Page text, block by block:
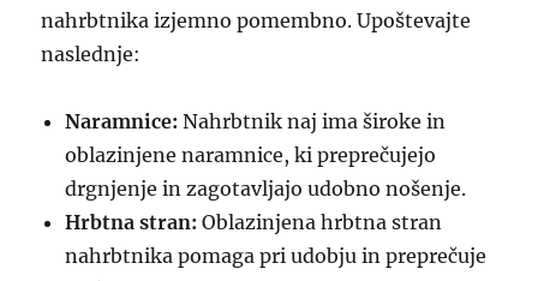
nahrbtnika izjemno pomembno. Upoštevajte
naslednje:
Naramnice: Nahrbtnik naj ima široke in
oblazinjene naramnice, ki preprečujejo
drgnjenje in zagotavljajo udobno nošenje.
Hrbtna stran: Oblazinjena hrbtna stran
nahrbtnika pomaga pri udobju in preprečuje